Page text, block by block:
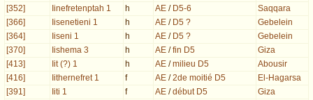
[352]
Iinefretenptah 1 h AE / D5-6
Saqqara
[366]
Iisenetieni 1 h AE / D5 ?
Gebelein
[364]
Iiseni 1 h AE / D5 ?
Gebelein
[370]
Iishema 3 h AE /fin D5
Giza
[413]
Iit (?) 1 h AE /milieu D5
Abousir
[416]
Iithernefret 1 f AE /2de moitié D5
El-Hagarsa
[391]
Iiti 1 f AE /début D5
Giza